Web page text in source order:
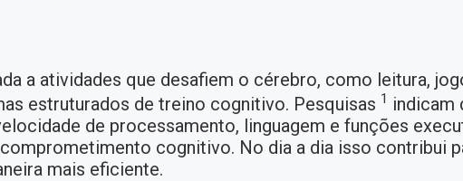
a atividades que desafiem o cérebro, como leitura,
estruturados de treino cognitivo. Pesquisas 1 indicam
de processamento, linguagem e funções
cognitivo. No dia a dia isso contribui
mais eficiente.